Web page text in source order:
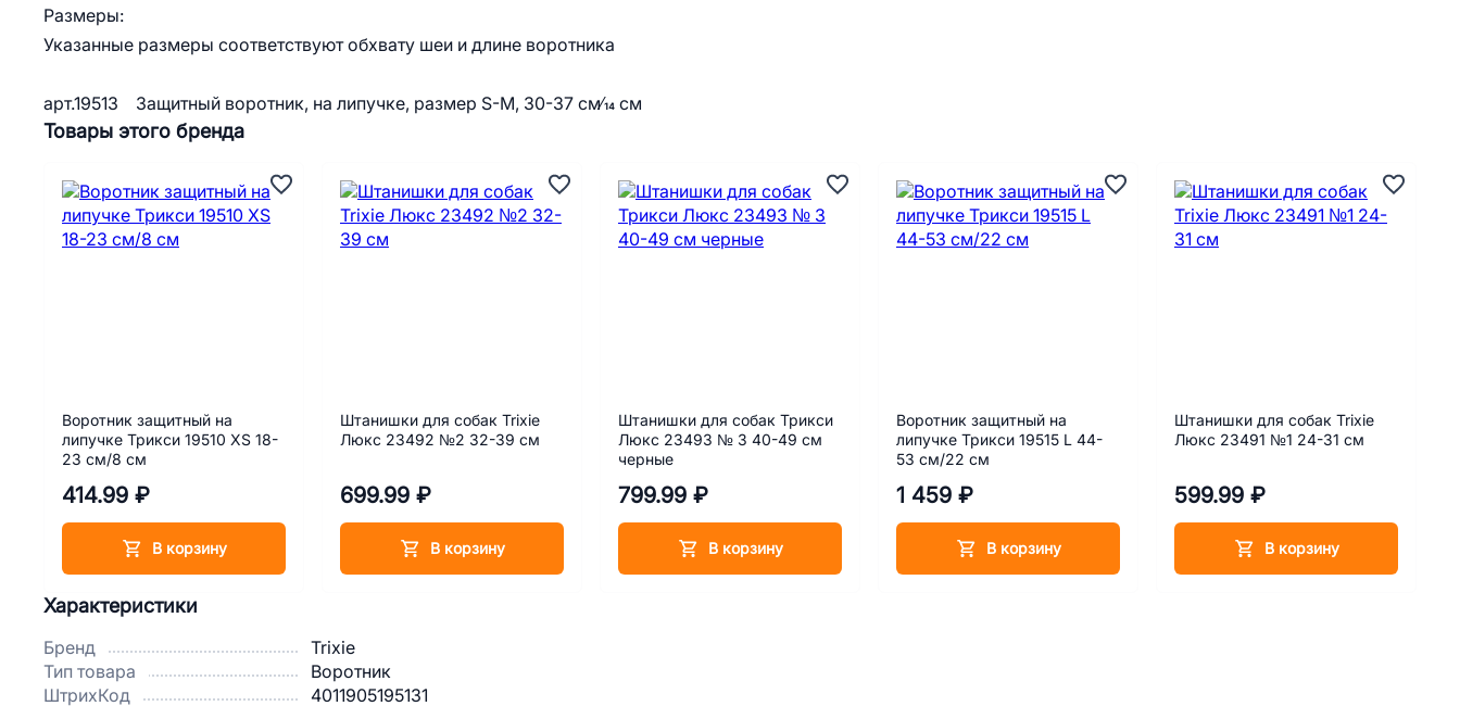
Размеры:
Указанные размеры соответствуют обхвату шеи и длине воротника
арт.19513 Защитный воротник, на липучке, размер S-M, 30-37 см⁄14 см
Товары этого бренда
Воротник защитный на
липучке Трикси 19510 XS 18-
23 см/8 см
414.99 ₽
В корзину
Штанишки для собак Trixie
Люкс 23492 №2 32-39 см
699.99 ₽
В корзину
Штанишки для собак Трикси
Люкс 23493 № 3 40-49 см
черные
799.99 ₽
В корзину
Воротник защитный на
липучке Трикси 19515 L 44-
53 см/22 см
1 459 ₽
В корзину
Штанишки для собак Trixie
Люкс 23491 №1 24-31 см
599.99 ₽
В корзину
Характеристики
Бренд
Trixie
Тип товара
Воротник
ШтрихКод
4011905195131